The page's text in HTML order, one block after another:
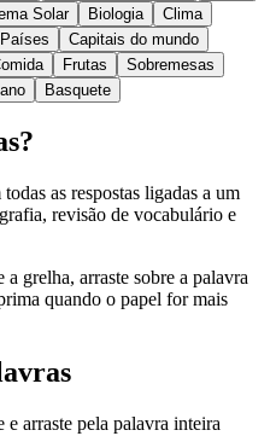
Solar Biologia
Clima
Países
Capitais do mundo
Frutas
Sobremesas
Basquete
as respostas ligadas a um
revisão de vocabulário e
grelha, arraste sobre a palavra
quando o papel for mais
e arraste pela palavra inteira